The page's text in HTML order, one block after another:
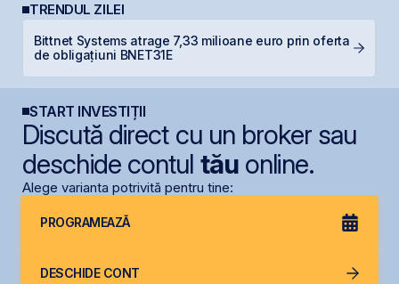
TRENDUL ZILEI
Bittnet Systems atrage 7,33 milioane euro prin oferta
de obligațiuni BNET31E
START INVESTIȚII
Discută direct cu un broker sau
deschide contul tăuonline.
Alege varianta potrivită pentru tine:
PROGRAMEAZĂ
DESCHIDE CONT